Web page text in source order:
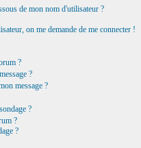
de mon nom d'utilisateur ?
on me demande de me connecter !
?
?
message ?
?
?
?